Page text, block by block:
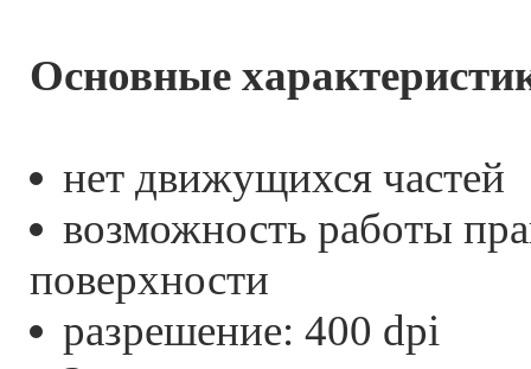
Основные
нет движущихся частей
возможность работы
поверхности
разрешение: 400 dpi